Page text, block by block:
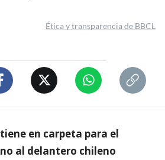
Ética y transparencia de BBCL
en carpeta para el
al delantero chileno